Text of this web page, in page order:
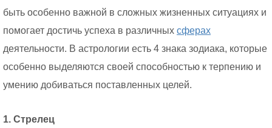
быть особенно важной в сложных жизненных ситуациях и
помогает достичь успеха в различных сферах
деятельности. В астрологии есть 4 знака зодиака, которые
особенно выделяются своей способностью к терпению и
умению добиваться поставленных целей.
1. Стрелец